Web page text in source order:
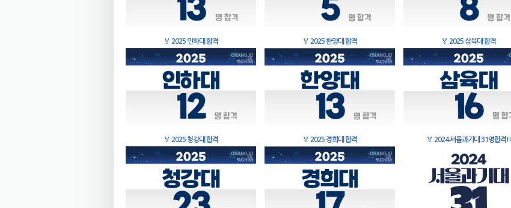
🏅 2025 인하대 합격 🏅 2025 한양대 합격 🏅 2025 삼육대 합격
🏅 2025 청강대 합격 🏅 2025 경희대 합격 🏅 2024 서울과기대 31명합격!!